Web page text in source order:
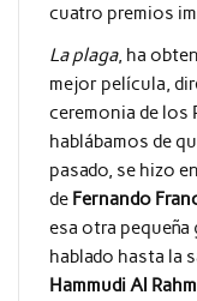
cuatro premios
La plaga, ha
mejor película,
ceremonia de los
hablábamos de
pasado, se hizo
de Fernando
esa otra pequeña
hablado hasta la
Hammudi Al